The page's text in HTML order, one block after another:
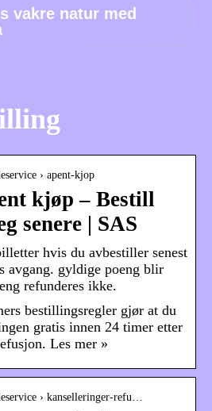
vakre natur med
› apent-kjop
kjøp – Bestill
senere | SAS
hvis du avbestiller senest
avgang. gyldige poeng blir
refunderes ikke.
bestillingsregler gjør at du
gratis innen 24 timer etter
Les mer »
› kanselleringer-refu…